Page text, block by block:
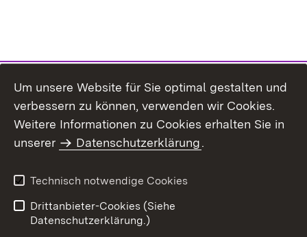
Themenübersicht
Um unsere Website für Sie optimal gestalten und
verbessern zu können, verwenden wir Cookies.
Weitere Informationen zu Cookies erhalten Sie in
unserer
Datenschutzerklärung.
Technisch notwendige Cookies
Drittanbieter-Cookies (Siehe
Datenschutzerklärung.)